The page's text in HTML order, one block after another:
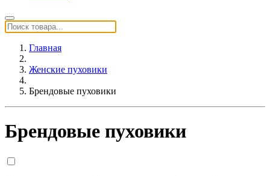
Главная
Женские пуховики
Брендовые пуховики
Брендовые пуховики